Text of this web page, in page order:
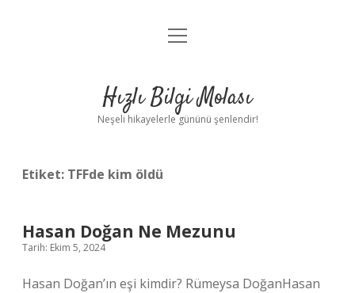
Anasayfa
Yasal Uyarı
menüyü
Hızlı Bilgi Molası
Neşeli hikayelerle gününü şenlendir!
Etiket: TFFde kim öldü
Hasan Doğan Ne Mezunu
Tarih: Ekim 5, 2024
Hasan Doğan’ın eşi kimdir? Rümeysa DoğanHasan